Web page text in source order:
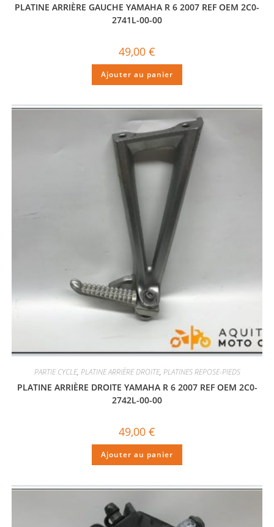
PLATINE ARRIÈRE GAUCHE YAMAHA R 6 2007 REF OEM 2C0-
2741L-00-00
49,00 €
Ajouter au panier
PARTIE CYCLE, PLATINE ARRIÈRE DROITE, PLATINES REPOSE-PIEDS
PLATINE ARRIÈRE DROITE YAMAHA R 6 2007 REF OEM 2C0-
2742L-00-00
49,00 €
Ajouter au panier